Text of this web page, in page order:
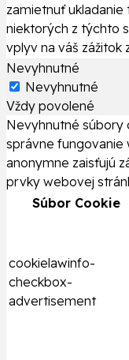
zamietnuť
niektorých z týchto
vplyv na váš zážitok
Nevyhnutné
Nevyhnutné
Vždy povolené
Nevyhnutné súbory
správne fungovanie
anonymne zaisťujú
prvky webovej
Súbor Cookie
cookielawinfo-
checkbox-
advertisement